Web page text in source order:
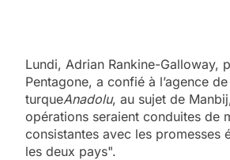
Lundi, Adrian Rankine-Galloway,
Pentagone, a confié à l’agence
turqueAnadolu, au sujet de
opérations seraient conduites de
consistantes avec les promesses
les deux pays".